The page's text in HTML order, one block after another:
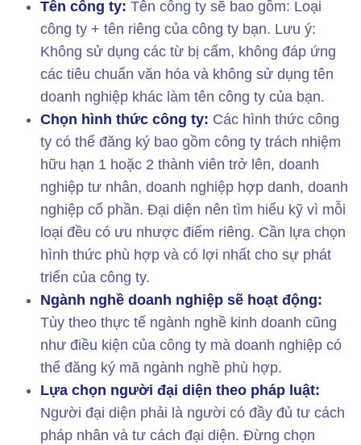
Tên công ty: Tên công ty sẽ bao gồm: Loại
công ty + tên riêng của công ty bạn. Lưu ý:
Không sử dụng các từ bị cấm, không đáp ứng
các tiêu chuẩn văn hóa và không sử dụng tên
doanh nghiệp khác làm tên công ty của bạn.
Chọn hình thức công ty: Các hình thức công
ty có thể đăng ký bao gồm công ty trách nhiệm
hữu hạn 1 hoặc 2 thành viên trở lên, doanh
nghiệp tư nhân, doanh nghiệp hợp danh, doanh
nghiệp cổ phần. Đại diện nên tìm hiểu kỹ vì mỗi
loại đều có ưu nhược điểm riêng. Cần lựa chọn
hình thức phù hợp và có lợi nhất cho sự phát
triển của công ty.
Ngành nghề doanh nghiệp sẽ hoạt động:
Tùy theo thực tế ngành nghề kinh doanh cũng
như điều kiện của công ty mà doanh nghiệp có
thể đăng ký mã ngành nghề phù hợp.
Lựa chọn người đại diện theo pháp luật:
Người đại diện phải là người có đầy đủ tư cách
pháp nhân và tư cách đại diện. Đừng chọn